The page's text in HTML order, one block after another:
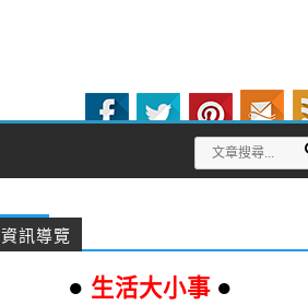
資訊導覽
● 生活大小事 ●